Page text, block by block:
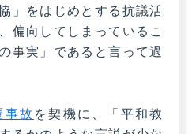
」をはじめとする抗議活
偏向してしまっているこ
事実」であると言って過
故 を契機に、「平和教